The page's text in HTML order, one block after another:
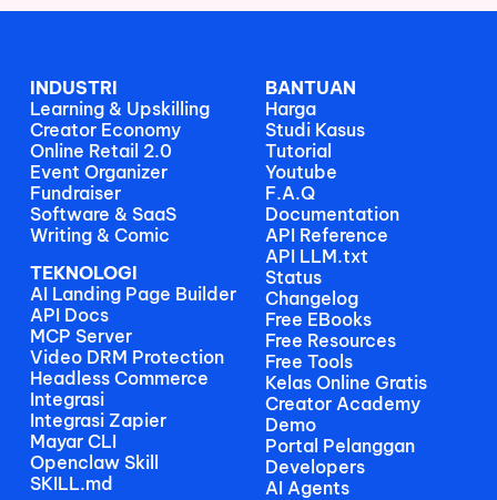
INDUSTRI
Learning & Upskilling
Creator Economy
Online Retail 2.0
Event Organizer
Fundraiser
Software & SaaS
Writing & Comic
TEKNOLOGI
AI Landing Page Builder
API Docs
MCP Server
Video DRM Protection
Headless Commerce
Integrasi
Integrasi Zapier
Mayar CLI
Openclaw Skill
SKILL.md
BANTUAN
Harga
Studi Kasus
Tutorial
Youtube
F.A.Q
Documentation
API Reference
API LLM.txt
Status
Changelog
Free EBooks
Free Resources
Free Tools
Kelas Online Gratis
Creator Academy
Demo
Portal Pelanggan
Developers
AI Agents